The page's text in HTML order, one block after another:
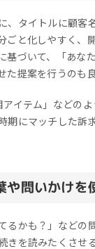
、タイトルに顧客
ごと化しやすく、
基づいて、「あな
た提案を行うのも
アイテム」などの
期にマッチした訴
や問いかけを
るかも？」などの
きを読みたくさせ